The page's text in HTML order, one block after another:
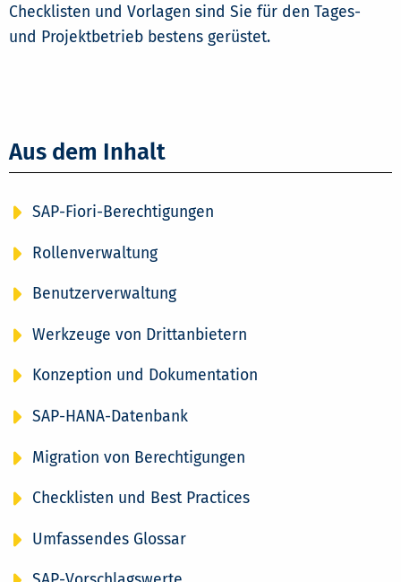
Checklisten und Vorlagen sind Sie für den Tages-
und Projektbetrieb bestens gerüstet.
Aus dem Inhalt
SAP-Fiori-Berechtigungen
Rollenverwaltung
Benutzerverwaltung
Werkzeuge von Drittanbietern
Konzeption und Dokumentation
SAP-HANA-Datenbank
Migration von Berechtigungen
Checklisten und Best Practices
Umfassendes Glossar